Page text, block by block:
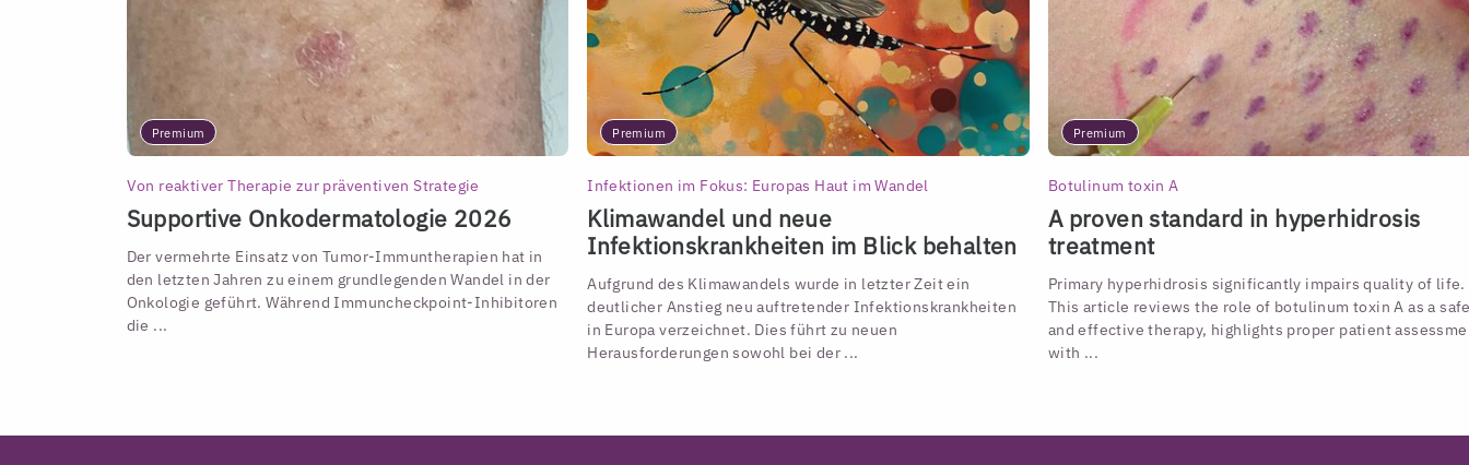
Premium
Von reaktiver Therapie zur präventiven Strategie
Supportive Onkodermatologie 2026
Der vermehrte Einsatz von Tumor-Immuntherapien hat in
den letzten Jahren zu einem grundlegenden Wandel in der
Onkologie geführt. Während Immuncheckpoint-Inhibitoren
die ...
Premium
Infektionen im Fokus: Europas Haut im Wandel
Klimawandel und neue
Infektionskrankheiten im Blick behalten
Aufgrund des Klimawandels wurde in letzter Zeit ein
deutlicher Anstieg neu auftretender Infektionskrankheiten
in Europa verzeichnet. Dies führt zu neuen
Herausforderungen sowohl bei der ...
Premium
Botulinum toxin A
A proven standard in hyperhidrosis
treatment
Primary hyperhidrosis significantly impairs quality of life.
This article reviews the role of botulinum toxin A as a
and effective therapy, highlights proper patient
with ...